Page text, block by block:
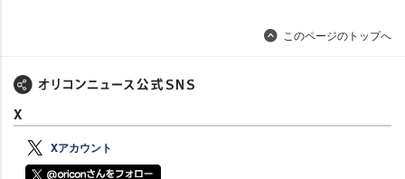
このページのトップへ
X
Xアカウント